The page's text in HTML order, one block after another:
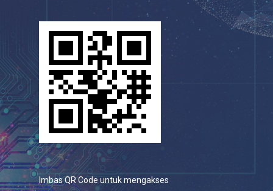
Imbas QR Code untuk mengakses